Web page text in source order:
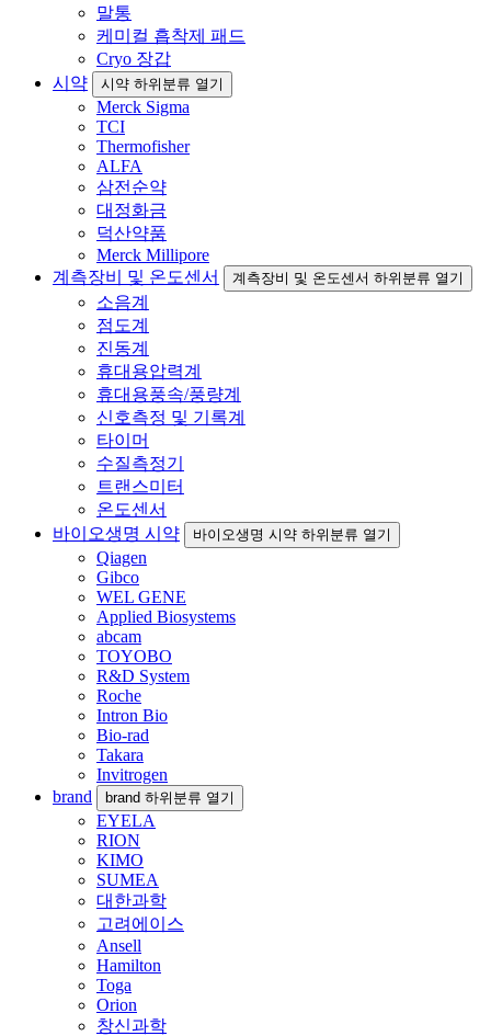
말통
케미컬 흡착제 패드
Cryo 장갑
시약
시약 하위분류 열기
Merck Sigma
TCI
Thermofisher
ALFA
삼전순약
대정화금
덕산약품
Merck Millipore
계측장비 및 온도센서
계측장비 및 온도센서 하위분류 열기
소음계
점도계
진동계
휴대용압력계
휴대용풍속/풍량계
신호측정 및 기록계
타이머
수질측정기
트랜스미터
온도센서
바이오생명 시약
바이오생명 시약 하위분류 열기
Qiagen
Gibco
WEL GENE
Applied Biosystems
abcam
TOYOBO
R&D System
Roche
Intron Bio
Bio-rad
Takara
Invitrogen
brand
brand 하위분류 열기
EYELA
RION
KIMO
SUMEA
대한과학
고려에이스
Ansell
Hamilton
Toga
Orion
창신과학